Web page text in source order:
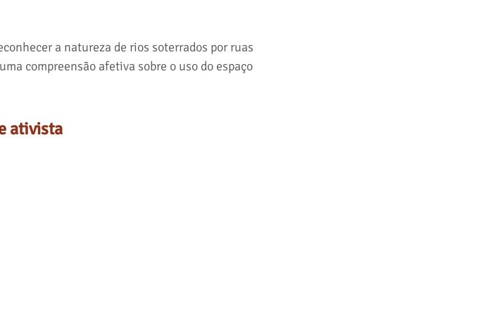
a natureza de rios soterrados por ruas
compreensão afetiva sobre o uso do espaço
ativista